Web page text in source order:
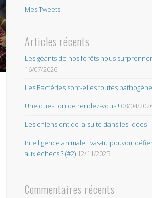
Mes Tweets
Articles récents
Les géants de nos forêts nous
16/07/2026
Les Bactéries sont-elles toutes
Une question de rendez-vous ! 08/04/
Les chiens ont de la suite dans les idées !
Intelligence animale : vas-tu pouvoir
aux échecs ? (#2) 12/11/2025
Commentaires récents